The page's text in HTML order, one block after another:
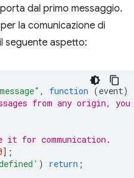
dal primo messaggio.
la comunicazione di
seguente aspetto:
, function (event)
from any origin,
for communication.
];
) return ;